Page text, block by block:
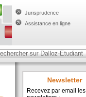
Jurisprudence
Assistance en ligne
Newsletter
Recevez par email les